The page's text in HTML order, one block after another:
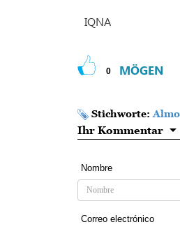
IQNA
0 MÖGEN
Stichworte:
Ihr Kommentar
Nombre
Correo electrónico